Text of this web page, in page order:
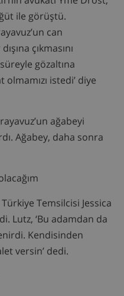
ile görüştü.
can
çıkmasını
gözaltına
olmamızı istedi’ diye
ağabeyi
Ağabey, daha sonra
Temsilcisi Jessica
Lutz, ‘Bu adamdan da
Kendisinden
versin’ dedi.